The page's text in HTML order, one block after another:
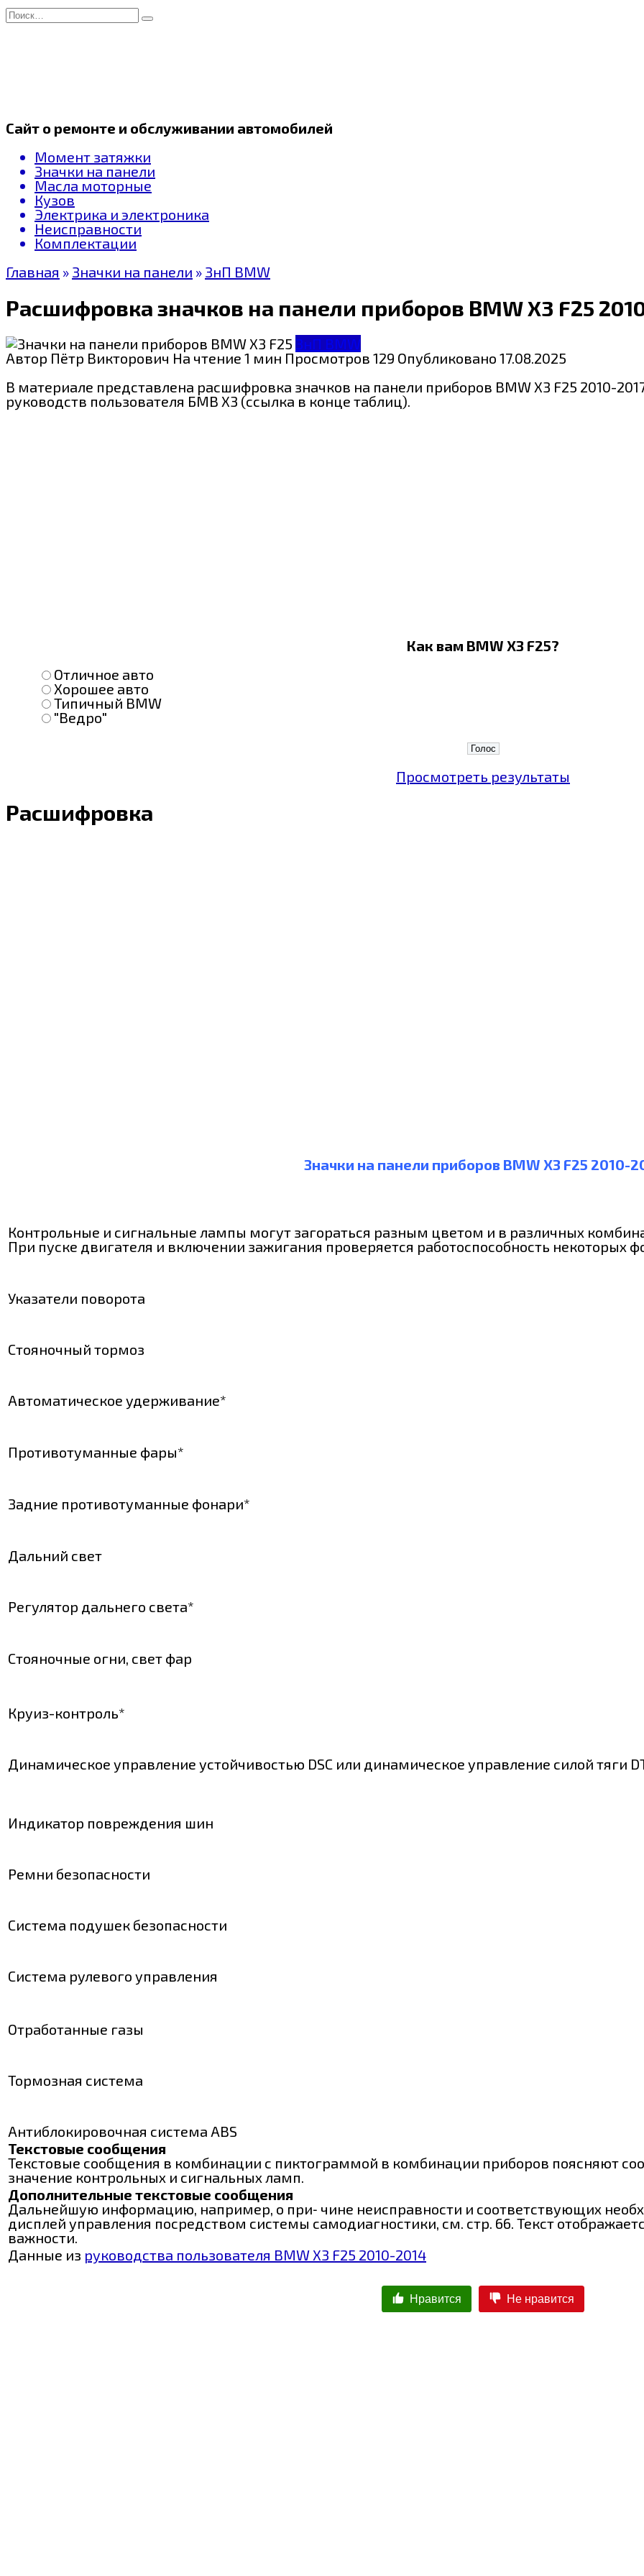
Перейти
к
Search
for:
Сайт о ремонте и обслуживании автомобилей
Момент затяжки
Значки на панели
Масла моторные
Кузов
Электрика и электроника
Неисправности
Комплектации
Главная » Значки на панели » ЗнП BMW
Расшифровка значков на панели приборов BMW X3 F25
ЗнП BMW
Автор Пётр Викторович На чтение 1 мин Просмотров 129 Опубликовано 17.08.2025
В материале представлена расшифровка значков на панели приборов BMW X3 F25 2010-
руководств пользователя БМВ X3 (ссылка в конце таблиц).
Как вам BMW X3 F25?
Отличное авто
Хорошее авто
Типичный BMW
"Ведро"
Просмотреть результаты
Расшифровка
Значки на панели приборов BMW X3 F25 2010-
Контрольные и сигнальные лампы могут загораться разным цветом и в различных
При пуске двигателя и включении зажигания проверяется работоспособность некоторых
Указатели поворота
Стояночный тормоз
Автоматическое удерживание*
Противотуманные фары*
Задние противотуманные фонари*
Дальний свет
Регулятор дальнего света*
Стояночные огни, свет фар
Круиз-контроль*
Динамическое управление устойчивостью DSC или динамическое управление силой тяги
Индикатор повреждения шин
Ремни безопасности
Система подушек безопасности
Система рулевого управления
Отработанные газы
Тормозная система
Антиблокировочная система ABS
Текстовые сообщения
Текстовые сообщения в комбинации с пиктограммой в комбинации приборов поясняют
значение контрольных и сигнальных ламп.
Дополнительные текстовые сообщения
Дальнейшую информацию, например, о при‐ чине неисправности и соответствующих
дисплей управления посредством системы самодиагностики, см. стр. 66. Текст
важности.
Данные из руководства пользователя BMW X3 F25 2010-2014
Нравится Не нравится